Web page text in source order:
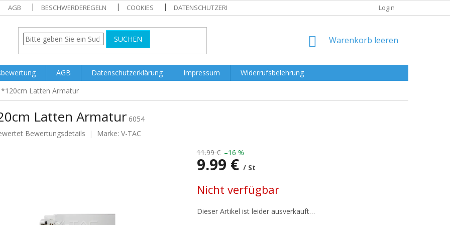
AGB BESCHWERDEREGELN COOKIES DATENSCHUTZERKLÄRUNG Login
SUCHEN WARENKORB
Warenkorb leeren
AGB Datenschutzerklärung Impressum
Widerrufsbelehrung
Latten Armatur
Latten Armatur 6054
Bewertungsdetails Marke: V-TAC
11.99 € –16 %
9.99 € / St
Nicht verfügbar
Dieser Artikel ist leider ausverkauft…